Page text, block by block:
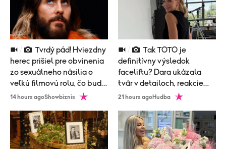
herec prišiel pre obvinenia
zo sexuálneho násilia o
veľkú filmovú rolu, čo bude
nasledovať?
14 hours agoShowbiznis
definitívny výsledok
faceliftu? Dara ukázala
tvár v detailoch, reakcie
prišli okamžite!
21 hours agoHudba